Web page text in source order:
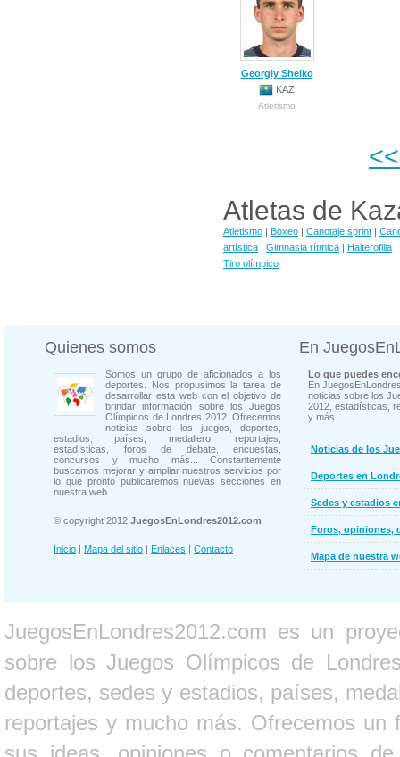
Georgiy Sheiko
KAZ
Atletismo
Atletas de
Atletismo | Boxeo | Canotaje sprint |
artística | Gimnasia rítmica | Halterofilia |
Tiro olímpico
Quienes somos
Somos un grupo de aficionados a los
deportes. Nos propusimos la tarea de
desarrollar esta web con el objetivo de
brindar información sobre los Juegos
Olímpicos de Londres 2012. Ofrecemos
noticias sobre los juegos, deportes,
estadios, países, medallero, reportajes,
estadísticas, foros de debate, encuestas,
concursos y mucho más... Constantemente
buscamos mejorar y ampliar nuestros servicios por
lo que pronto publicaremos nuevas secciones en
nuestra web.
© copyright 2012 JuegosEnLondres2012.com
Inicio | Mapa del sitio | Enlaces | Contacto
En
Lo que puedes
En
noticias sobre los
2012, estadísticas,
y más...
Noticias de los
Deportes en
Sedes y estadios
Foros, opiniones,
Mapa de nuestra
JuegosEnLondres2012.com es un
sobre los Juegos Olímpicos de
deportes, sedes y estadios, países,
reportajes y mucho más. Ofrecemos un